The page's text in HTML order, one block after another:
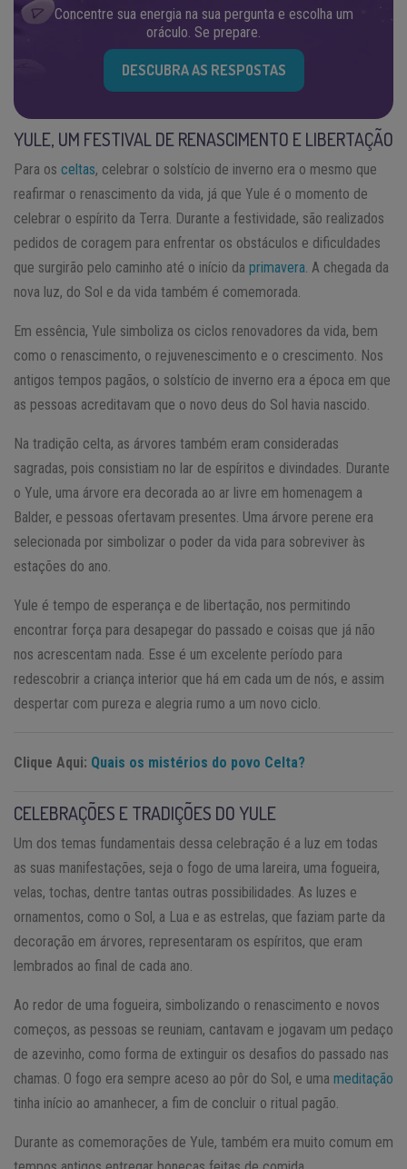
Concentre sua energia na sua pergunta e escolha um
oráculo. Se prepare.
DESCUBRA AS RESPOSTAS
YULE, UM FESTIVAL DE RENASCIMENTO E LIBERTAÇÃO
Para os celtas, celebrar o solstício de inverno era o mesmo que
reafirmar o renascimento da vida, já que Yule é o momento de
celebrar o espírito da Terra. Durante a festividade, são realizados
pedidos de coragem para enfrentar os obstáculos e dificuldades
que surgirão pelo caminho até o início da primavera . A chegada da
nova luz, do Sol e da vida também é comemorada.
Em essência, Yule simboliza os ciclos renovadores da vida, bem
como o renascimento, o rejuvenescimento e o crescimento. Nos
antigos tempos pagãos, o solstício de inverno era a época em que
as pessoas acreditavam que o novo deus do Sol havia nascido.
Na tradição celta, as árvores também eram consideradas
sagradas, pois consistiam no lar de espíritos e divindades. Durante
o Yule, uma árvore era decorada ao ar livre em homenagem a
Balder, e pessoas ofertavam presentes. Uma árvore perene era
selecionada por simbolizar o poder da vida para sobreviver às
estações do ano.
Yule é tempo de esperança e de libertação, nos permitindo
encontrar força para desapegar do passado e coisas que já não
nos acrescentam nada. Esse é um excelente período para
redescobrir a criança interior que há em cada um de nós, e assim
despertar com pureza e alegria rumo a um novo ciclo.
Clique Aqui: Quais os mistérios do povo Celta?
CELEBRAÇÕES E TRADIÇÕES DO YULE
Um dos temas fundamentais dessa celebração é a luz em todas
as suas manifestações, seja o fogo de uma lareira, uma fogueira,
velas, tochas, dentre tantas outras possibilidades. As luzes e
ornamentos, como o Sol, a Lua e as estrelas, que faziam parte da
decoração em árvores, representaram os espíritos, que eram
lembrados ao final de cada ano.
Ao redor de uma fogueira, simbolizando o renascimento e novos
começos, as pessoas se reuniam, cantavam e jogavam um pedaço
de azevinho, como forma de extinguir os desafios do passado nas
chamas. O fogo era sempre aceso ao pôr do Sol, e uma meditação
tinha início ao amanhecer, a fim de concluir o ritual pagão.
Durante as comemorações de Yule, também era muito comum em